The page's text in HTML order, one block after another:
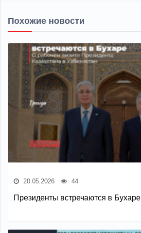
Похожие новости
20.05.2026 44
Президенты встречаются в Бухаре